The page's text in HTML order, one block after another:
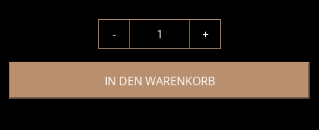
- +
IN DEN WARENKORB